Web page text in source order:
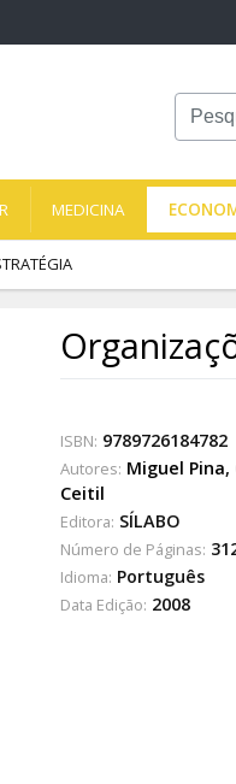
MEDICINA
ISBN: 9789726184782
Autores: Miguel Pina,
Ceitil
Editora: SÍLABO
Número de Páginas:
Idioma: Português
Data Edição: 2008